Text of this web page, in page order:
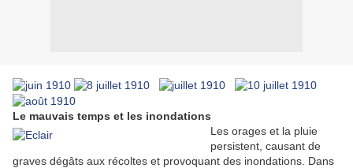
Le mauvais temps et les inondations
Les orages et la pluie
persistent, causant de
graves dégâts aux récoltes et provoquant des inondations. Dans